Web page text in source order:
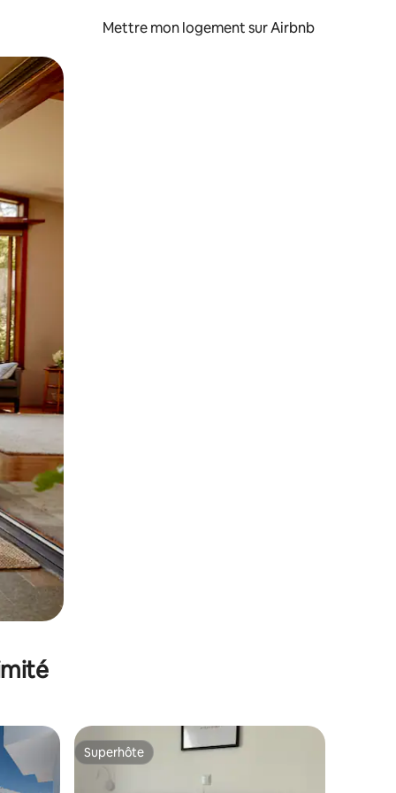
Mettre mon logement sur Airbnb
glisser.
Superhôte
Superhôte